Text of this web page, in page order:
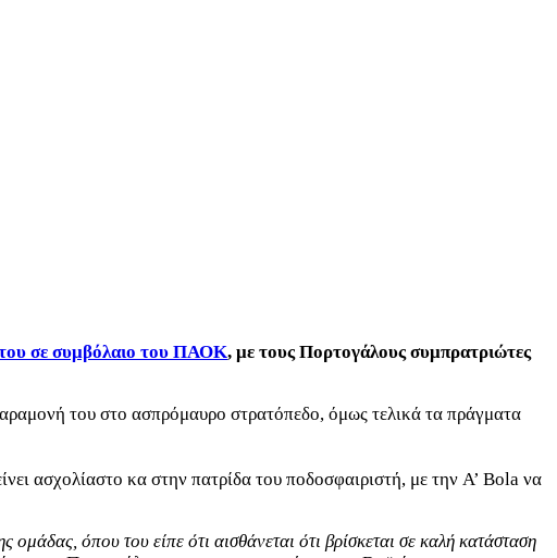
του σε συμβόλαιο του ΠΑΟΚ, με τους Πορτογάλους συμπρατριώτες
του στο ασπρόμαυρο στρατόπεδο, όμως τελικά τα πράγματα
ασχολίαστο κα στην πατρίδα του ποδοσφαιριστή, με την A’ Bola να
όπου του είπε ότι αισθάνεται ότι βρίσκεται σε καλή κατάσταση